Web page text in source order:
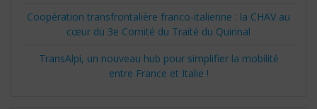
Coopération transfrontalière franco-italienne : la CHAV au
cœur du 3e Comité du Traité du Quirinal
TransAlpi, un nouveau hub pour simplifier la mobilité
entre France et Italie !